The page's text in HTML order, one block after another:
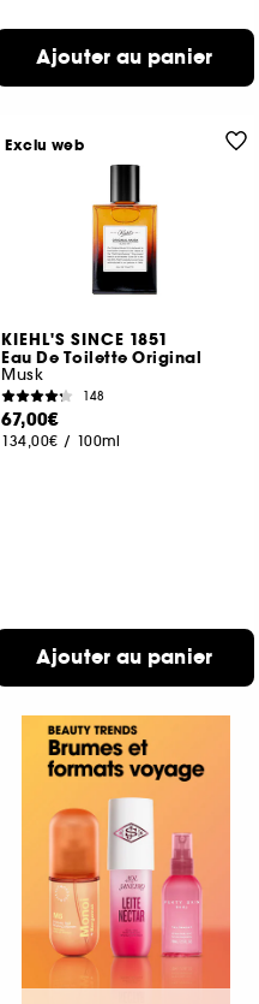
Ajouter au panier
KIEHL'S SINCE 1851
Eau De Toilette Original
Musk
148
67,00€
134,00€ / 100ml
Ajouter au panier
Exclu web